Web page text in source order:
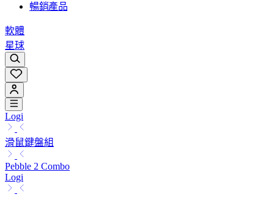
暢銷產品
軟體
星球
Logi
滑鼠鍵盤組
Pebble 2 Combo
Logi